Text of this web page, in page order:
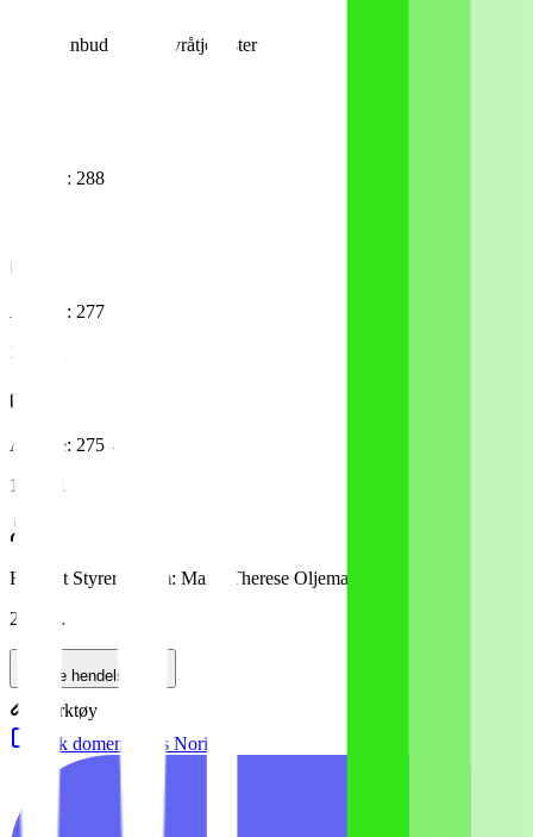
Tildelt anbud: Eventbyråtjenester
Ansatte: 288 → 384
Ansatte: 277 → 288
13. juni
Ansatte: 275 → 277
13. mai
Fratrådt Styremedlem: Maria Therese Oljemark
28. apr.
Se alle hendelser
Verktøy
Søk domener hos Norid